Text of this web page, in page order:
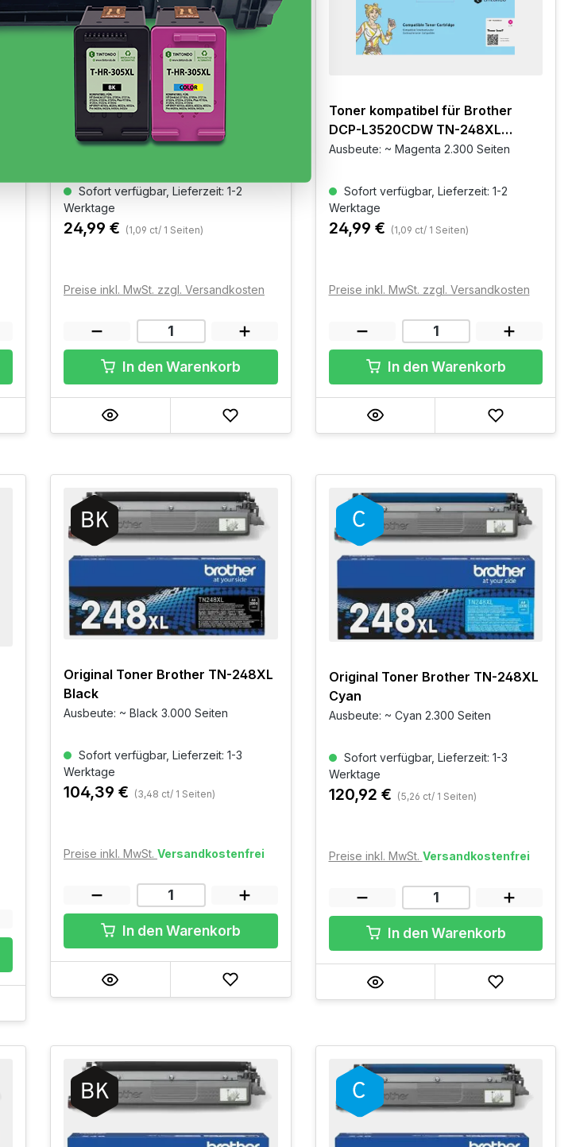
Toner kompatibel für Brother
DCP-L3520CDW TN-248XL Cyan
Ausbeute: ~ Cyan 2.300 Seiten
Sofort verfügbar, Lieferzeit: 1-2
Werktage
24,99 € (1,09 ct/ 1 Seiten)
Preise inkl. MwSt. zzgl. Versandkosten
In den Warenkorb
Toner kompatibel für Brother
DCP-L3520CDW TN-248XL
Magenta
Ausbeute: ~ Magenta 2.300 Seiten
Sofort verfügbar, Lieferzeit: 1-2
Werktage
24,99 € (1,09 ct/ 1 Seiten)
Preise inkl. MwSt. zzgl. Versandkosten
In den Warenkorb
Original Toner Brother TN-248XL
Black
Ausbeute: ~ Black 3.000 Seiten
Sofort verfügbar, Lieferzeit: 1-3
Werktage
104,39 € (3,48 ct/ 1 Seiten)
Preise inkl. MwSt. Versandkostenfrei
In den Warenkorb
Original Toner Brother TN-248XL
Cyan
Ausbeute: ~ Cyan 2.300 Seiten
Sofort verfügbar, Lieferzeit: 1-3
Werktage
120,92 € (5,26 ct/ 1 Seiten)
Preise inkl. MwSt. Versandkostenfrei
In den Warenkorb